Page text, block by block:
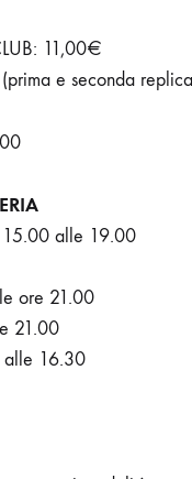
11,00€
e seconda
15.00 alle 19.00
ore 21.00
21.00
alle 16.30